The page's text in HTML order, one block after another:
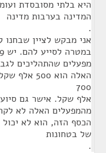
המדינה בערבות מדינה
.
אני מבקש לציין
במטרה לסייע להם. יש 19
מפעלים שהתהליכים
האלה הוא 500 אלף שקל עד
700
אלף שקל. אישר גם
מהמפעלים האלה לא
הכסף הזה, הוא לא
של בטחונות
.